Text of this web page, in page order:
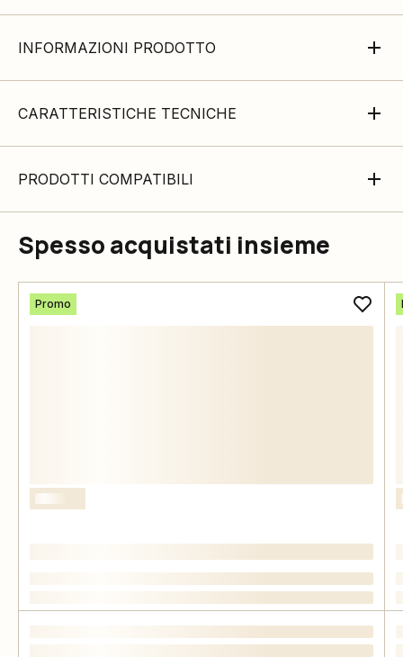
INFORMAZIONI PRODOTTO
CARATTERISTICHE TECNICHE
PRODOTTI COMPATIBILI
Spesso acquistati insieme
Promo